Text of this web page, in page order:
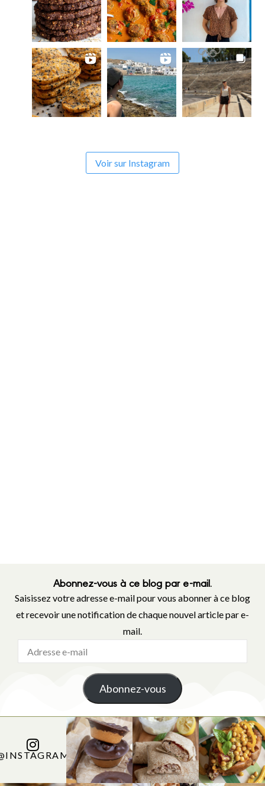
Voir sur Instagram
Abonnez-vous à ce blog par e-mail.
Saisissez votre adresse e-mail pour vous abonner à ce blog
et recevoir une notification de chaque nouvel article par e-
mail.
Abonnez-vous